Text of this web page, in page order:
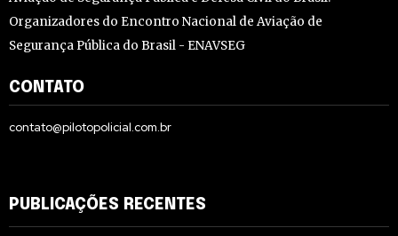
Organizadores do Encontro Nacional de Aviação de
Segurança Pública do Brasil - ENAVSEG
CONTATO
contato@pilotopolicial.com.br
PUBLICAÇÕES RECENTES